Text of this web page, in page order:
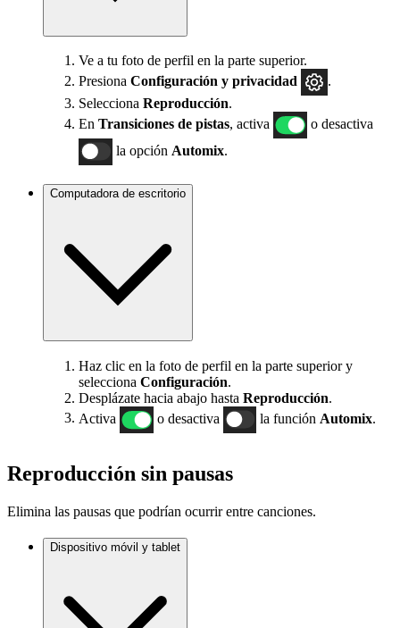
Ve a tu foto de perfil en la parte superior.
Presiona Configuración y privacidad
.
Selecciona Reproducción.
En Transiciones de pistas, activa
o desactiva
la opción Automix.
Computadora de escritorio
Haz clic en la foto de perfil en la parte superior y
selecciona Configuración.
Desplázate hacia abajo hasta Reproducción.
Activa
o desactiva la función Automix.
Reproducción sin pausas
Elimina las pausas que podrían ocurrir entre canciones.
Dispositivo móvil y tablet